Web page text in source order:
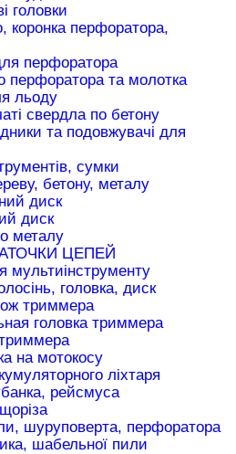
головки
коронка перфоратора,
перфоратора
перфоратора та молотка
льоду
свердла по бетону
та подовжувачі для
сумки
бетону, металу
диск
диск
металу
ЦЕПЕЙ
мультиінструменту
головка, диск
триммера
головка триммера
на мотокосу
ліхтаря
рейсмуса
шуруповерта, перфоратора
шабельної пили